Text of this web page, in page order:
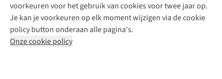
voorkeuren voor het gebruik van cookies voor twee jaar op.
Je kan je voorkeuren op elk moment wijzigen via de cookie
policy button onderaan alle pagina's.
Onze cookie policy
Disclaimer Privacy Policy
Algemene voorwaarden
Cookie Policy